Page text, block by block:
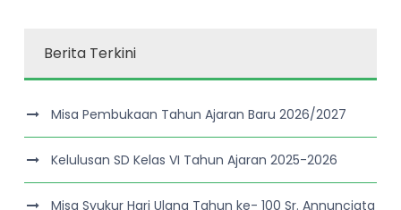
Berita Terkini
Misa Pembukaan Tahun Ajaran Baru 2026/2027
Kelulusan SD Kelas VI Tahun Ajaran 2025-2026
Misa Syukur Hari Ulang Tahun ke- 100 Sr. Annunciata